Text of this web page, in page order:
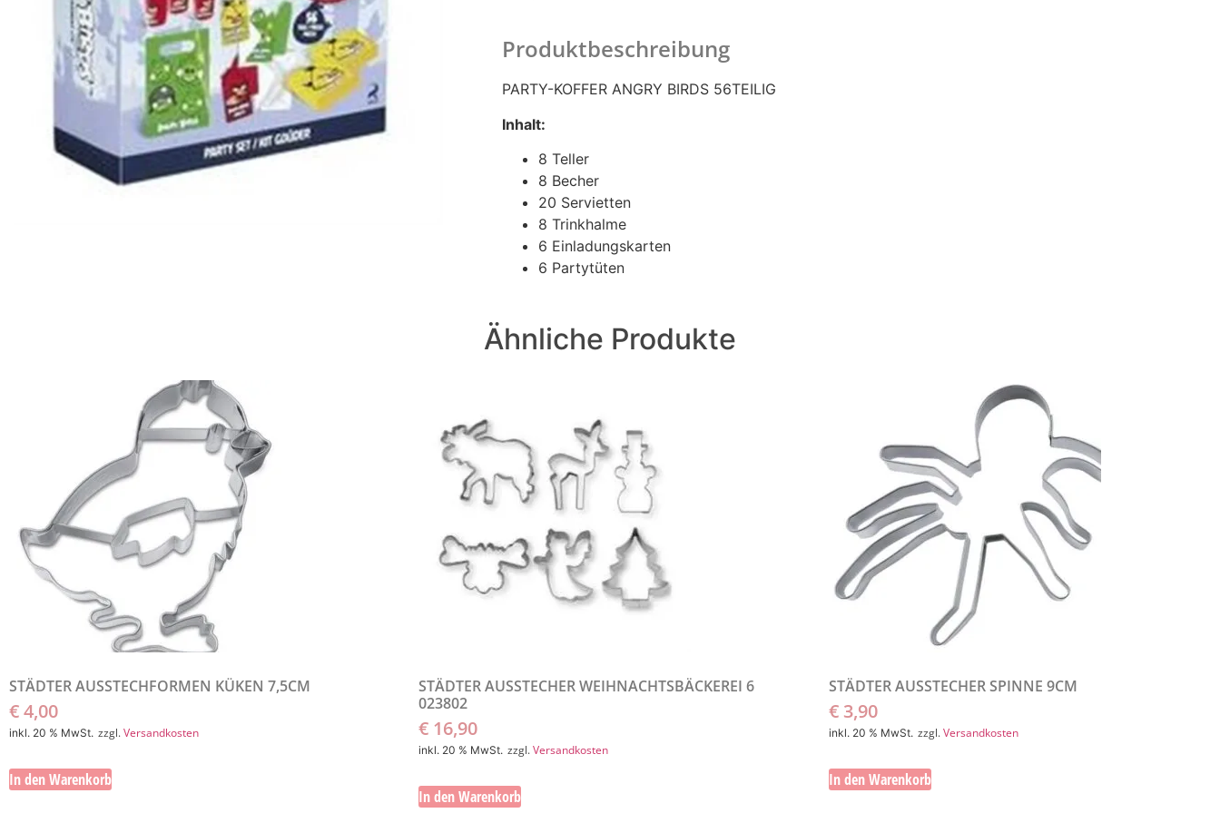
Produktbeschreibung
PARTY-KOFFER ANGRY BIRDS 56TEILIG
Inhalt:
8 Teller
8 Becher
20 Servietten
8 Trinkhalme
6 Einladungskarten
6 Partytüten
Ähnliche Produkte
STÄDTER AUSSTECHFORMEN KÜKEN 7,5CM
€4,00
inkl. 20 % MwSt. zzgl.Versandkosten
In den Warenkorb
STÄDTER AUSSTECHER WEIHNACHTSBÄCKEREI 6
023802
€ 16,90
inkl. 20 % MwSt. zzgl.Versandkosten
In den Warenkorb
STÄDTER AUSSTECHER SPINNE 9CM
€3,90
inkl. 20 % MwSt. zzgl.Versandkosten
In den Warenkorb